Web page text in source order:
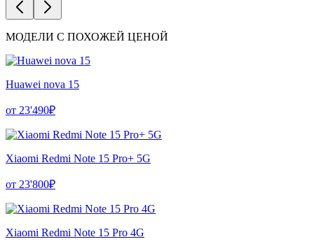
МОДЕЛИ С ПОХОЖЕЙ ЦЕНОЙ
Huawei nova 15
от 23'490₽
Xiaomi Redmi Note 15 Pro+ 5G
от 23'800₽
Xiaomi Redmi Note 15 Pro 4G